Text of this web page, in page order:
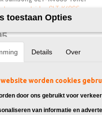
toner cartridge CLT-K406S,
Samsung…
toestaan Opties
Details Over
worden cookies
door ons gebruikt voor
van informatie en